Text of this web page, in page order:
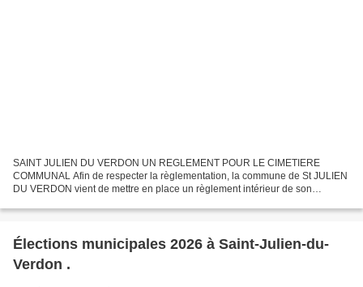
SAINT JULIEN DU VERDON UN REGLEMENT POUR LE CIMETIERE
COMMUNAL Afin de respecter la règlementation, la commune de St JULIEN
DU VERDON vient de mettre en place un règlement intérieur de son
Élections municipales 2026 à Saint-Julien-du-
Verdon .